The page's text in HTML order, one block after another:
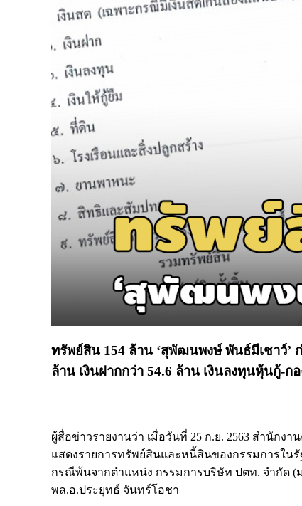
ทรัพย์สิน 154 ล้าน ‘สุพัฒนพงษ์ พันธ์มีเชาว์’
ล้าน เงินฝากกว่า 54.6 ล้าน เงินลงทุนหุ้นกู้-
ผู้สื่อข่าวรายงานว่า เมื่อวันที่ 25 ก.ย. 2563 สำนัก
แสดงรายการทรัพย์สินและหนี้สินของกรรมการใน
กรณีพ้นจากตำแหน่ง กรรมการบริษัท ปตท. จำกัด (
พล.อ.ประยุทธ์ จันทร์โอชา